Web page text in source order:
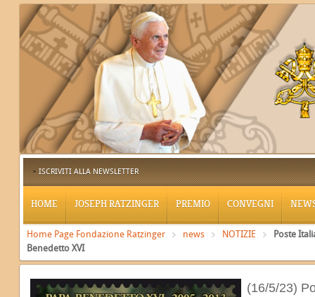
ISCRIVITI ALLA NEWSLETTER
HOME JOSEPH RATZINGER PREMIO CONVEGNI
Home Page Fondazione Ratzinger news NOTIZIE
Poste
Benedetto XVI
(16/5/23)